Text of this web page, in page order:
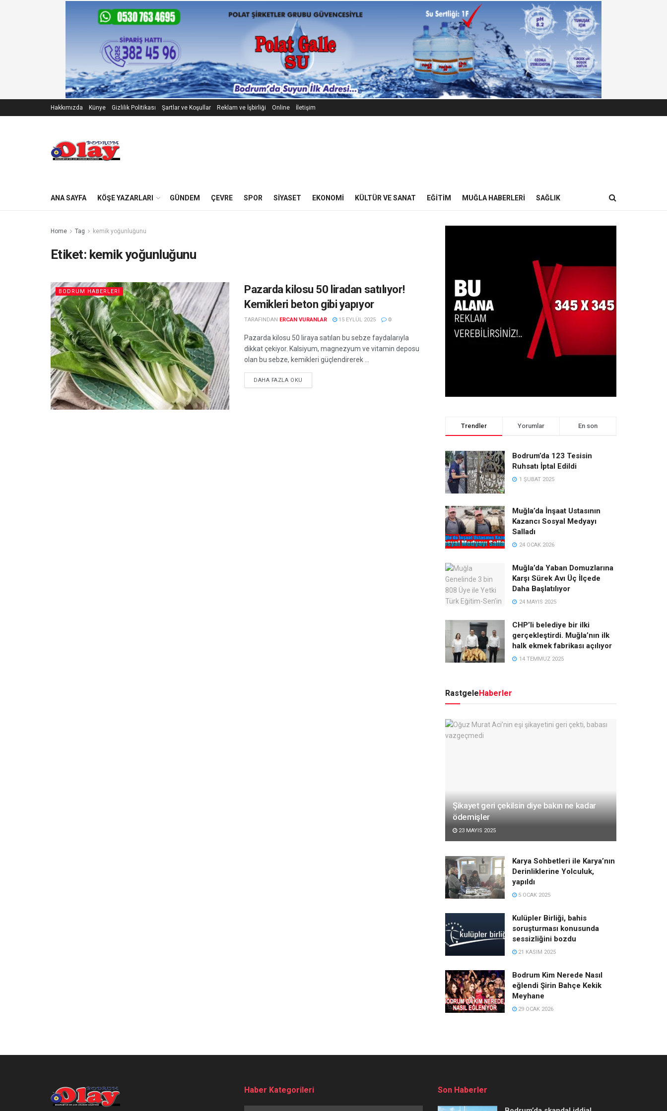
Hakkımızda Künye Gizlilik Politikası Şartlar ve Koşullar Reklam ve İşbirliği Online İletişim
ANA SAYFA KÖŞE YAZARLARI GÜNDEM ÇEVRE SPOR SIYASET EKONOMI KÜLTÜR VE SANAT EĞITIM MUĞLA HABERLERI SAĞLIK
Home Tag kemik yoğunluğunu
Etiket: kemik yoğunluğunu
BODRUM HABERLERI
Pazarda kilosu 50 liradan satılıyor!
Kemikleri beton gibi yapıyor
TARAFINDAN ERCAN VURANLAR 15 EYLÜL 2025 0
Pazarda kilosu 50 liraya satılan bu sebze faydalarıyla
dikkat çekiyor. Kalsiyum, magnezyum ve vitamin deposu
olan bu sebze, kemikleri güçlendirerek ...
DAHA FAZLA OKU
Trendler Yorumlar En son
Bodrum’da 123 Tesisin
Ruhsatı İptal Edildi
1 ŞUBAT 2025
Muğla’da İnşaat Ustasının
Kazancı Sosyal Medyayı
Salladı
24 OCAK 2026
Muğla’da Yaban Domuzlarına
Karşı Sürek Avı Üç İlçede
Daha Başlatılıyor
24 MAYIS 2025
CHP’li belediye bir ilki
gerçekleştirdi. Muğla’nın ilk
halk ekmek fabrikası açılıyor
14 TEMMUZ 2025
RastgeleHaberler
Şikayet geri çekilsin diye bakın ne kadar
ödemişler
23 MAYIS 2025
Karya Sohbetleri ile Karya’nın
Derinliklerine Yolculuk,
yapıldı
5 OCAK 2025
Kulüpler Birliği, bahis
soruşturması konusunda
sessizliğini bozdu
21 KASIM 2025
Bodrum Kim Nerede Nasıl
eğlendi Şirin Bahçe Kekik
Meyhane
29 OCAK 2026
Haber Kategorileri Son Haberler